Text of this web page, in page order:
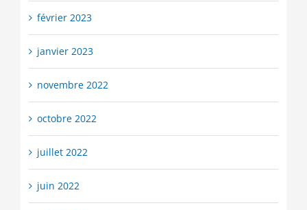
février 2023
janvier 2023
novembre 2022
octobre 2022
juillet 2022
juin 2022